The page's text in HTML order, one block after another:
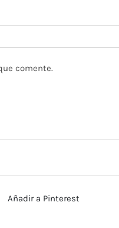
comente.
Añadir a Pinterest